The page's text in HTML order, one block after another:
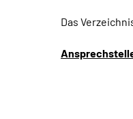
Das